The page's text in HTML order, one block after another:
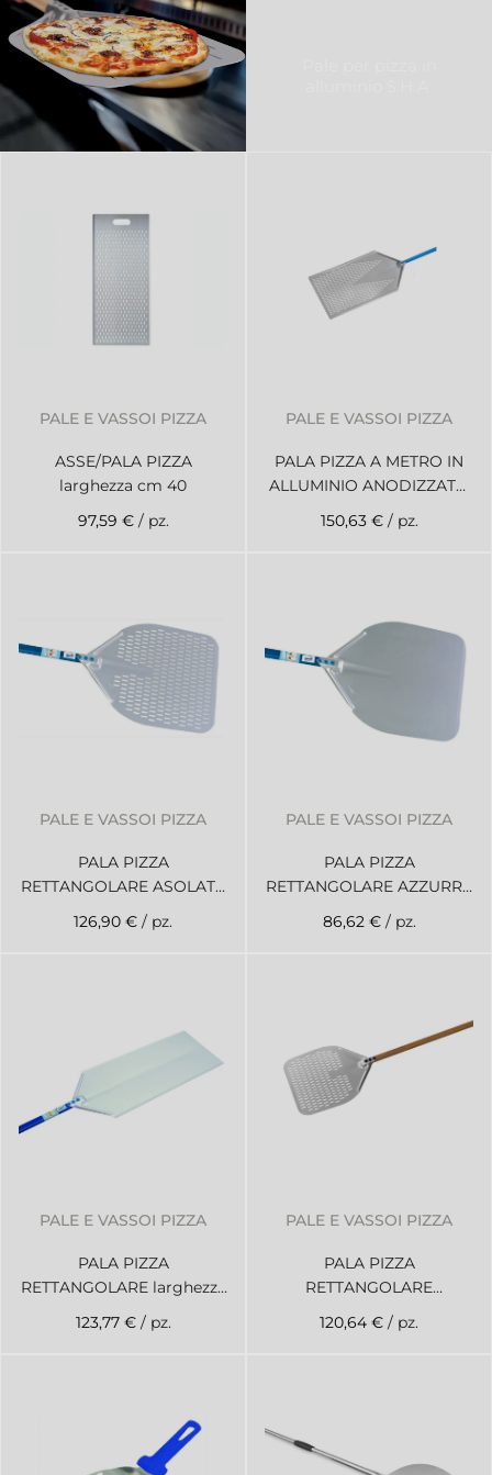
PALE E VASSOI PIZZA
ASSE/PALA PIZZA
larghezza cm 40
97,59 € / pz.
PALE E VASSOI PIZZA
PALA PIZZA A METRO IN
ALLUMINIO ANODIZZATO
larghezza cm 40 altezza
cm 60
150,63 € / pz.
PALE E VASSOI PIZZA
PALA PIZZA
RETTANGOLARE ASOLATA
AZZURRA larghezza cm 36
altezza cm 150
126,90 € / pz.
PALE E VASSOI PIZZA
PALA PIZZA
RETTANGOLARE AZZURRA
larghezza cm 33 altezza
cm 150
86,62 € / pz.
PALE E VASSOI PIZZA
PALA PIZZA
RETTANGOLARE larghezza
cm 60 altezza cm 120
123,77 € / pz.
PALE E VASSOI PIZZA
PALA PIZZA
RETTANGOLARE
WOODTECH larghezza cm
33 altezza cm 150
120,64 € / pz.